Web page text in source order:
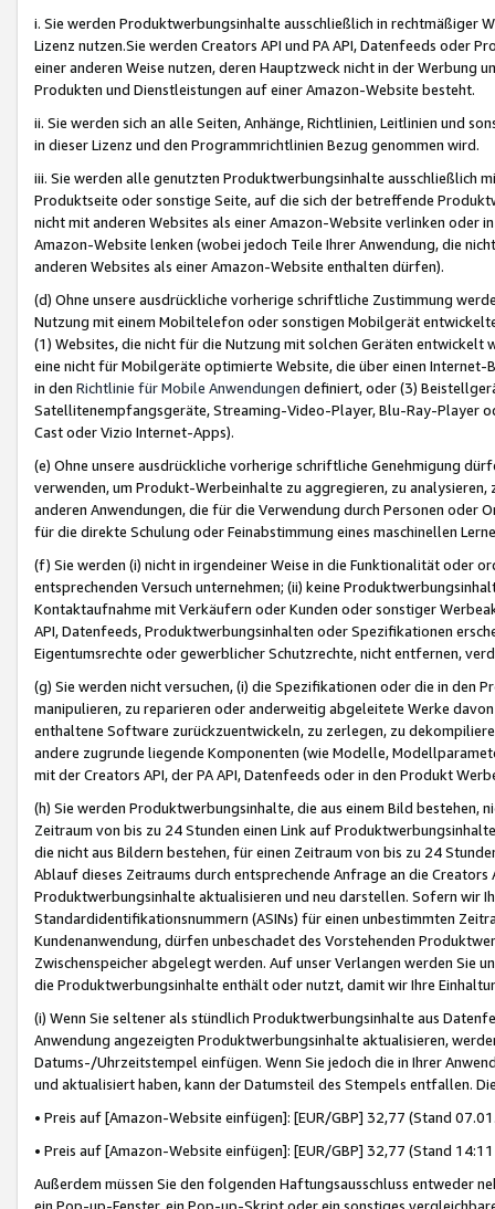
i. Sie werden Produktwerbungsinhalte ausschließlich in rechtmäßiger
Lizenz nutzen.Sie werden Creators API und PA API, Datenfeeds oder
einer anderen Weise nutzen, deren Hauptzweck nicht in der Werbung
Produkten und Dienstleistungen auf einer Amazon-Website besteht.
ii. Sie werden sich an alle Seiten, Anhänge, Richtlinien, Leitlinien und
in dieser Lizenz und den Programmrichtlinien Bezug genommen wird.
iii. Sie werden alle genutzten Produktwerbungsinhalte ausschließlich
Produktseite oder sonstige Seite, auf die sich der betreffende
nicht mit anderen Websites als einer Amazon-Website verlinken oder
Amazon-Website lenken (wobei jedoch Teile Ihrer Anwendung, die
anderen Websites als einer Amazon-Website enthalten dürfen).
(d) Ohne unsere ausdrückliche vorherige schriftliche Zustimmung
Nutzung mit einem Mobiltelefon oder sonstigen Mobilgerät
(1) Websites, die nicht für die Nutzung mit solchen Geräten
eine nicht für Mobilgeräte optimierte Website, die über einen
in den Richtlinie für Mobile Anwendungen definiert, oder (3)
Satellitenempfangsgeräte, Streaming-Video-Player, Blu-Ray-Player
Cast oder Vizio Internet-Apps).
(e) Ohne unsere ausdrückliche vorherige schriftliche Genehmigung
verwenden, um Produkt-Werbeinhalte zu aggregieren, zu
anderen Anwendungen, die für die Verwendung durch Personen
für die direkte Schulung oder Feinabstimmung eines maschinellen
(f) Sie werden (i) nicht in irgendeiner Weise in die Funktionalität oder
entsprechenden Versuch unternehmen; (ii) keine
Kontaktaufnahme mit Verkäufern oder Kunden oder sonstiger
API, Datenfeeds, Produktwerbungsinhalten oder Spezifikationen
Eigentumsrechte oder gewerblicher Schutzrechte, nicht entfernen,
(g) Sie werden nicht versuchen, (i) die Spezifikationen oder die in
manipulieren, zu reparieren oder anderweitig abgeleitete Werke
enthaltene Software zurückzuentwickeln, zu zerlegen, zu
andere zugrunde liegende Komponenten (wie Modelle,
mit der Creators API, der PA API, Datenfeeds oder in den Produkt
(h) Sie werden Produktwerbungsinhalte, die aus einem Bild bestehen,
Zeitraum von bis zu 24 Stunden einen Link auf
die nicht aus Bildern bestehen, für einen Zeitraum von bis zu 24
Ablauf dieses Zeitraums durch entsprechende Anfrage an die
Produktwerbungsinhalte aktualisieren und neu darstellen. Sofern wir
Standardidentifikationsnummern (ASINs) für einen unbestimmten
Kundenanwendung, dürfen unbeschadet des Vorstehenden
Zwischenspeicher abgelegt werden. Auf unser Verlangen werden Sie
die Produktwerbungsinhalte enthält oder nutzt, damit wir Ihre
(i) Wenn Sie seltener als stündlich Produktwerbungsinhalte aus
Anwendung angezeigten Produktwerbungsinhalte aktualisieren,
Datums-/Uhrzeitstempel einfügen. Wenn Sie jedoch die in Ihrer
und aktualisiert haben, kann der Datumsteil des Stempels entfallen.
• Preis auf [Amazon-Website einfügen]: [EUR/GBP] 32,77 (Stand
• Preis auf [Amazon-Website einfügen]: [EUR/GBP] 32,77 (Stand
Außerdem müssen Sie den folgenden Haftungsausschluss entweder
ein Pop-up-Fenster, ein Pop-up-Skript oder ein sonstiges